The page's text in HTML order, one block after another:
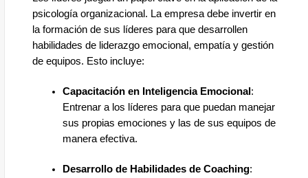
psicología organizacional. La empresa debe invertir en
la formación de sus líderes para que desarrollen
habilidades de liderazgo emocional, empatía y gestión
de equipos. Esto incluye:
Capacitación en Inteligencia Emocional :
Entrenar a los líderes para que puedan manejar
sus propias emociones y las de sus equipos de
manera efectiva.
Desarrollo de Habilidades de Coaching: